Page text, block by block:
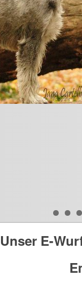
Unser E-